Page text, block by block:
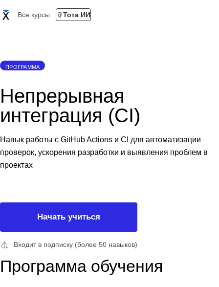
Все курсы Тота ИИ
ПРОГРАММА
Непрерывная
интеграция (CI)
Навык работы с GitHub Actions и CI для автоматизации
проверок, ускорения разработки и выявления проблем в
проектах
Начать учиться
Входит в подписку (более 50 навыков)
Программа обучения